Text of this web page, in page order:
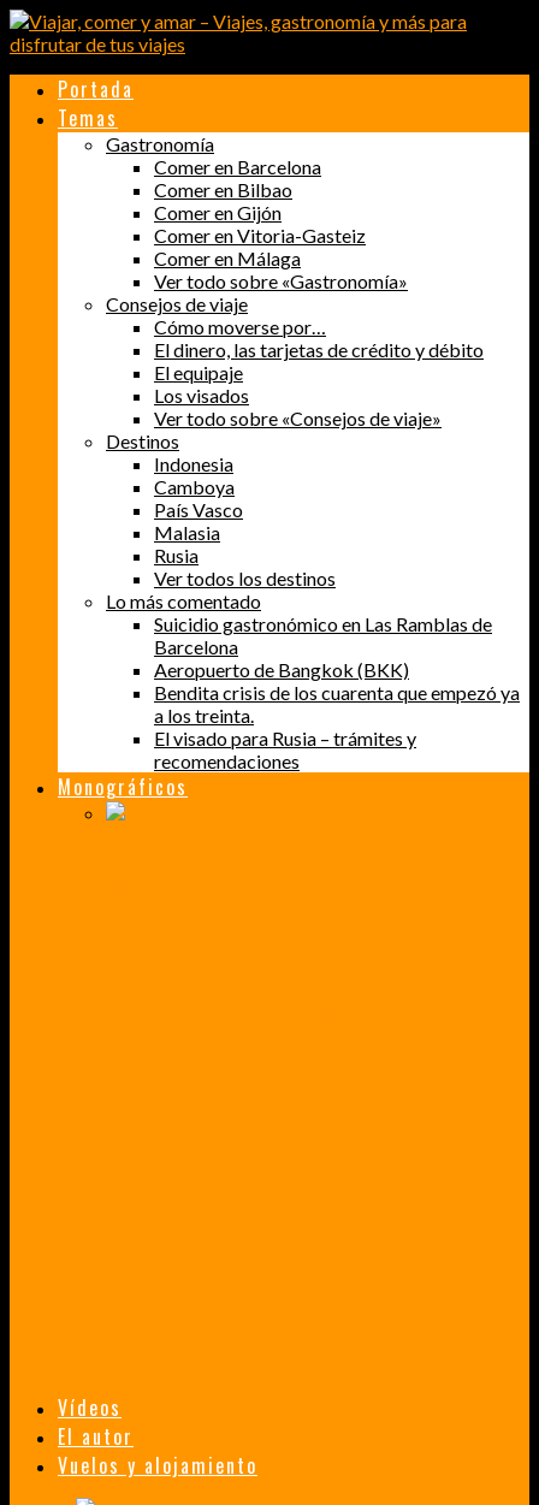
Portada
Temas
Gastronomía
Comer en Barcelona
Comer en Bilbao
Comer en Gijón
Comer en Vitoria-Gasteiz
Comer en Málaga
Ver todo sobre «Gastronomía»
Consejos de viaje
Cómo moverse por…
El dinero, las tarjetas de crédito y débito
El equipaje
Los visados
Ver todo sobre «Consejos de viaje»
Destinos
Indonesia
Camboya
País Vasco
Malasia
Rusia
Ver todos los destinos
Lo más comentado
Suicidio gastronómico en Las Ramblas de
Barcelona
Aeropuerto de Bangkok (BKK)
Bendita crisis de los cuarenta que empezó ya
a los treinta.
El visado para Rusia – trámites y
recomendaciones
Monográficos
Vídeos
El autor
Vuelos y alojamiento